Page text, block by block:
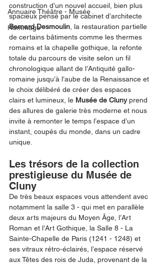
Annuaire Théâtre - Musée
Hommage
construction d’un nouvel accueil, bien plus
spacieux pensé par le cabinet d’architecte
Bernard Desmoulin , la restauration partielle
de certains bâtiments comme les thermes
romains et la chapelle gothique, la refonte
totale du parcours de visite selon un fil
chronologique allant de l’Antiquité gallo-
romaine jusqu’à l’aube de la Renaissance et
le choix délibéré de créer des espaces
clairs et lumineux, le Musée de Cluny prend
des allures de galerie très moderne et nous
invite à remonter le temps l’espace d’un
instant, coupés du monde, dans un cadre
unique.
Les trésors de la collection
prestigieuse du Musée de
Cluny
De très beaux espaces vous attendent avec
notamment la salle 3 - qui met en parallèle
deux arts majeurs du Moyen Âge, l’Art
Roman et l’Art Gothique, la Salle 8 - La
Sainte-Chapelle de Paris (1241 - 1248) et
ses vitraux rétro-éclairés, l’espace réservé
aux Têtes des rois de Juda, provenant de la